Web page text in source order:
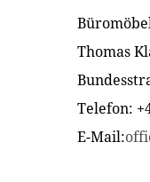
Thomas
Telefon:
E-Mail: